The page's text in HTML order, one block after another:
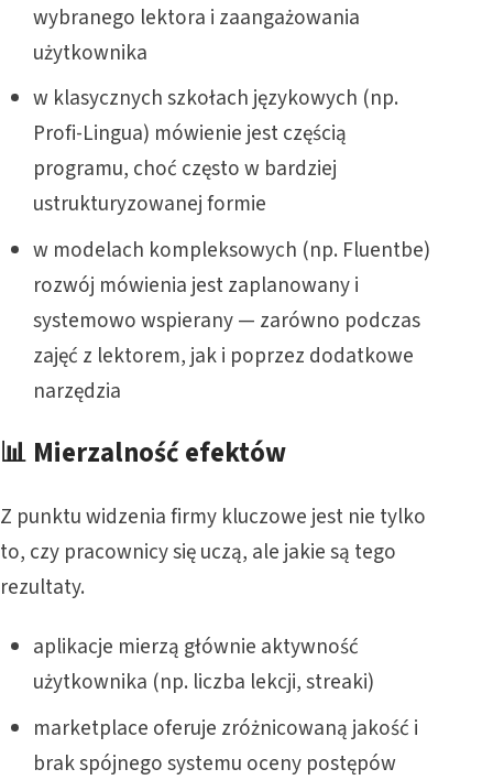
wybranego lektora i zaangażowania
użytkownika
w klasycznych szkołach językowych (np.
Profi-Lingua) mówienie jest częścią
programu, choć często w bardziej
ustrukturyzowanej formie
w modelach kompleksowych (np. Fluentbe)
rozwój mówienia jest zaplanowany i
systemowo wspierany — zarówno podczas
zajęć z lektorem, jak i poprzez dodatkowe
narzędzia
📊 Mierzalność efektów
Z punktu widzenia firmy kluczowe jest nie tylko
to, czy pracownicy się uczą, ale jakie są tego
rezultaty.
aplikacje mierzą głównie aktywność
użytkownika (np. liczba lekcji, streaki)
marketplace oferuje zróżnicowaną jakość i
brak spójnego systemu oceny postępów